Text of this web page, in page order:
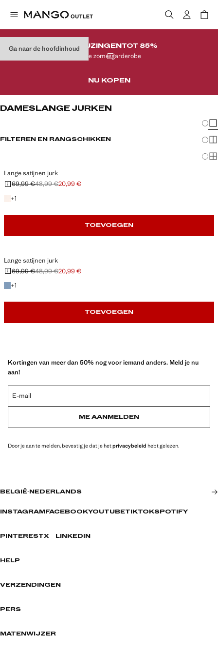
Ga naar de hoofdinhoudAFPRIJZINGEN TOT 85%
Op je zomergarderobe
NU KOPEN
DAMESLANGE JURKEN
FILTEREN EN RANGSCHIKKEN
Lange satijnen jurk
Oorspronkelijke prijs doorgehaald [69,99 € ]
69,99 €
Tweede prijs doorgehaald [48,99 € ]
48,99 €
Huidige prijs [20,99 € ]20,99 €
+1
+ 1 kleur
TOEVOEGEN
Lange satijnen jurk
Oorspronkelijke prijs doorgehaald [69,99 € ]
69,99 €
Tweede prijs doorgehaald [48,99 € ]
48,99 €
Huidige prijs [20,99 € ]20,99 €
+1
+ 1 kleur
TOEVOEGEN
Kortingen van meer dan 50% nog voor iemand anders. Meld je nu
aan!
E-mail
ME AANMELDEN
Door je aan te melden, bevestig je dat je hetprivacybeleid hebt gelezen.
BELGIË· NEDERLANDS
INSTAGRAM FACEBOOKYOUTUBETIKTOKSPOTIFY
PINTERESTX LINKEDIN
HELP
VERZENDINGEN
PERS
MATENWIJZER